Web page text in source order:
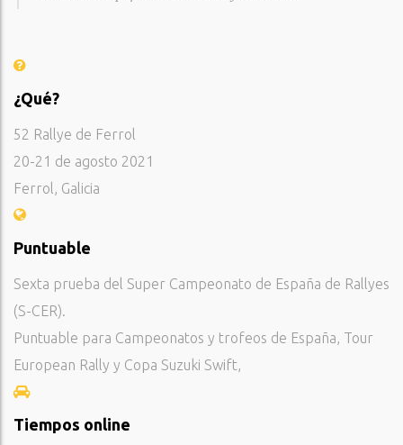
¿Qué?
52 Rallye de Ferrol
20-21 de agosto 2021
Ferrol, Galicia
Puntuable
Sexta prueba del Super Campeonato de España de Rallyes
(S-CER).
Puntuable para Campeonatos y trofeos de España, Tour
European Rally y Copa Suzuki Swift,
Tiempos online